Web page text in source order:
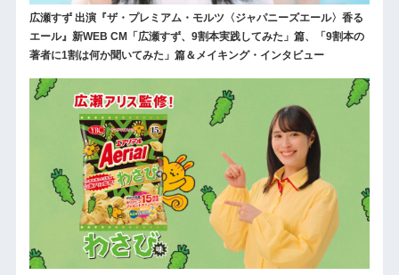
広瀬すず 出演『ザ・プレミアム・モルツ〈ジャパニーズエール〉香る
エール』新WEB CM「広瀬すず、9割本実践してみた」篇、「9割本の
著者に1割は何か聞いてみた」篇＆メイキング・インタビュー